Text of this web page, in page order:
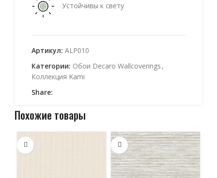
Устойчивы к свету
Артикул: ALP010
Категории: Обои Decaro Wallcoverings ,
Коллекция Kami
Share:
Похожие товары